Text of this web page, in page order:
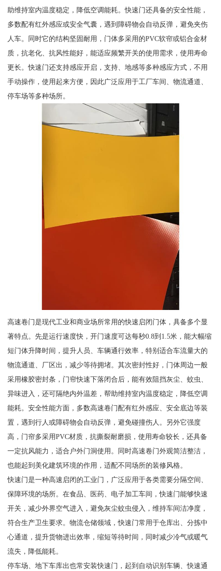
助维持室内温度稳定，降低空调能耗。快速门还具备的安全性能，
多数配有红外感应或安全气囊，遇到障碍物会自动反弹，避免夹伤
人车。同时它的结构坚固耐用，门体多采用的PVC软帘或铝合金材
质，抗老化、抗风性能好，能适应频繁开关的使用需求，使用寿命
更长。快速门还支持感应开启，支持、地感等多种感应方式，不用
手动操作，使用起来方便，因此广泛应用于工厂车间、物流通道、
停车场等多种场所。
高速卷门是现代工业和商业场所常用的快速启闭门体，具备多个显
著特点。先是运行速度快，开门速度可达每秒0.8到1.5米，能大幅缩
短门体升降时间，提升人员、车辆通行效率，特别适合车流量大的
物流通道、厂区出，减少等待拥堵。其次密封性好，门体周边一般
采用橡胶密封条，门帘快速下落闭合后，能有效阻挡灰尘、蚊虫、
异味进入，还可隔绝内外温差，帮助维持室内温度稳定，降低空调
能耗。安全性能方面，多数高速卷门配有红外感应、安全底边等装
置，遇到行人或障碍物会自动反弹，避免碰撞伤人。另外它强度
高，门帘多采用PVC材质，抗撕裂耐磨损，使用寿命较长，还具备
一定抗风能力，适合户外门洞使用。同时高速卷门外观简洁整洁，
也能起到美化建筑环境的作用，适配不同场所的装修风格。
快速门是一种高速启闭的工业门，广泛应用于各类需要分隔空间、
保障环境的场所。在食品、医药、电子加工车间，快速门能够快速
开关，减少外界空气进入，避免灰尘蚊虫侵入，维持车间洁净度，
符合生产卫生要求。物流仓储领域，快速门常用于仓库出、分拣中
心通道，提升货物进出效率，缩短等待时间，同时减少冷气或暖气
流失，降低能耗。
停车场、地下车库出也常安装快速门，起到自动识别车辆、快速通